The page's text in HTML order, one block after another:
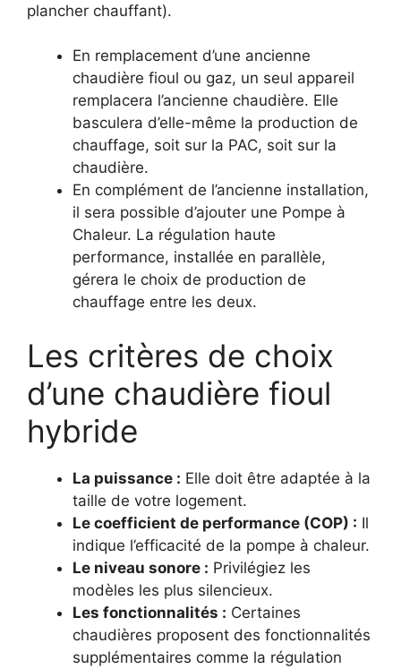
plancher chauffant).
En remplacement d’une ancienne
chaudière fioul ou gaz, un seul appareil
remplacera l’ancienne chaudière. Elle
basculera d’elle-même la production de
chauffage, soit sur la PAC, soit sur la
chaudière.
En complément de l’ancienne installation,
il sera possible d’ajouter une Pompe à
Chaleur. La régulation haute
performance, installée en parallèle,
gérera le choix de production de
chauffage entre les deux.
Les critères de choix
d’une chaudière fioul
hybride
La puissance : Elle doit être adaptée à la
taille de votre logement.
Le coefficient de performance (COP) : Il
indique l’efficacité de la pompe à chaleur.
Le niveau sonore : Privilégiez les
modèles les plus silencieux.
Les fonctionnalités : Certaines
chaudières proposent des fonctionnalités
supplémentaires comme la régulation